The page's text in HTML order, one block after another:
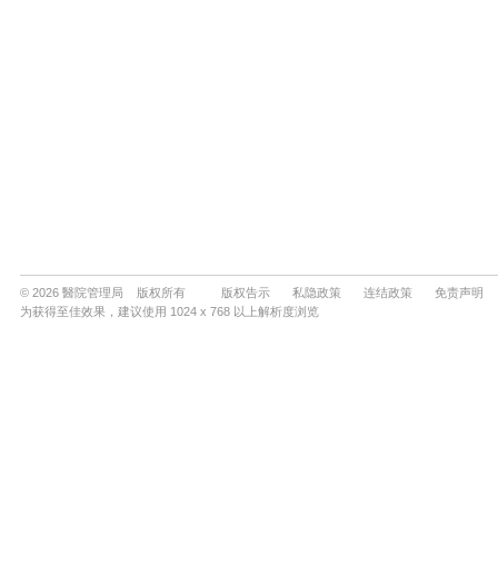
© 2026 醫院管理局 版权所有 版权告示 私隐政策 连结政策
免责声明
为获得至佳效果，建议使用 1024 x 768 以上解析度浏览